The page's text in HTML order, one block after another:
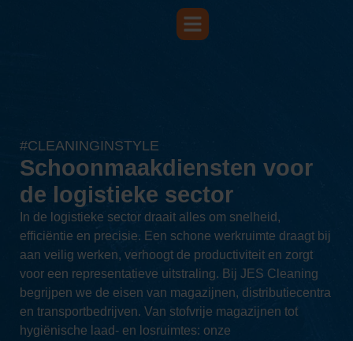
#CLEANINGINSTYLE
Schoonmaakdiensten voor
de logistieke sector
In de logistieke sector draait alles om snelheid,
efficiëntie en precisie. Een schone werkruimte draagt bij
aan veilig werken, verhoogt de productiviteit en zorgt
voor een representatieve uitstraling. Bij JES Cleaning
begrijpen we de eisen van magazijnen, distributiecentra
en transportbedrijven. Van stofvrije magazijnen tot
hygiënische laad- en losruimtes: onze